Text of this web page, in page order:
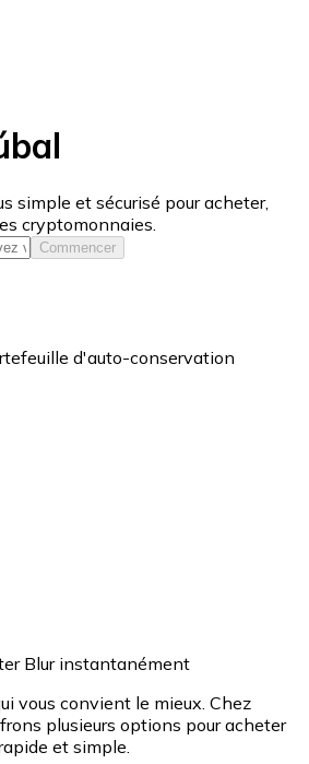
simple et sécurisé pour acheter,
cryptomonnaies.
Commencer
d'auto-conservation
Blur instantanément
vous convient le mieux. Chez
plusieurs options pour acheter
et simple.